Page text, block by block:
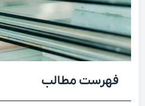
فهرست مطالب